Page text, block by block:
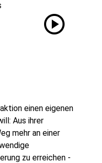
play_circle
einen eigenen
Aus ihrer
mehr an einer
zu erreichen -